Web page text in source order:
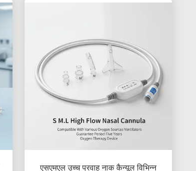
एसएमएल उच्च प्रवाह नाक कैन्यूल विभिन्न